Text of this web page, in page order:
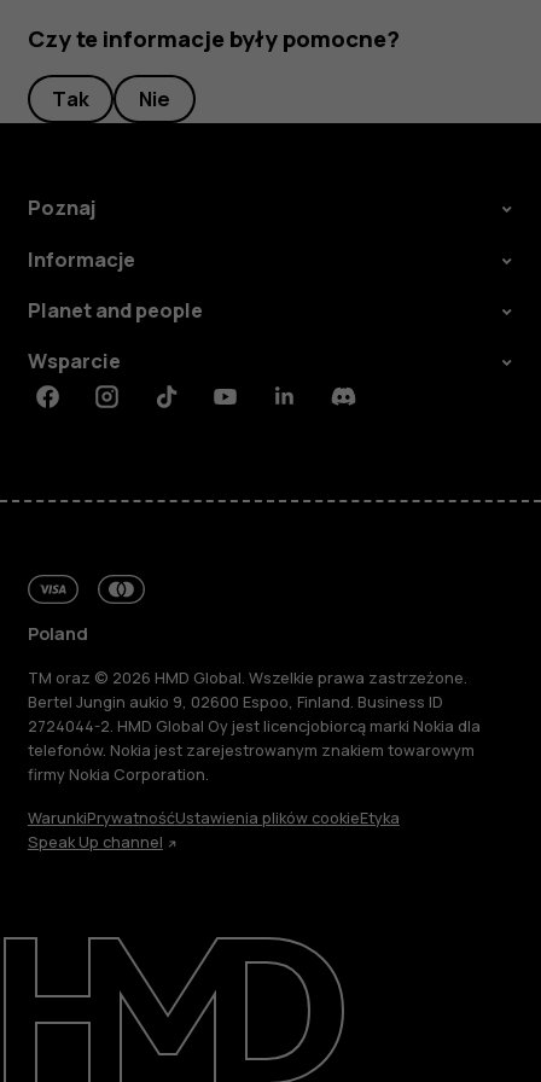
Naprawa i recykling
Zrównoważony rozwój
Wsparcie
Czy te informacje były pomocne?
Tak Nie
Poznaj
Informacje
Planet and people
Wsparcie
FacebookInstagramTiktokYoutubeLinkedinDiscord
Poland
TM oraz © 2026 HMD Global. Wszelkie prawa zastrzeżone.
Bertel Jungin aukio 9, 02600 Espoo, Finland. Business ID
2724044-2. HMD Global Oy jest licencjobiorcą marki Nokia dla
telefonów. Nokia jest zarejestrowanym znakiem towarowym
firmy Nokia Corporation.
WarunkiPrywatnośćUstawienia plików cookieEtyka
Speak Up channel